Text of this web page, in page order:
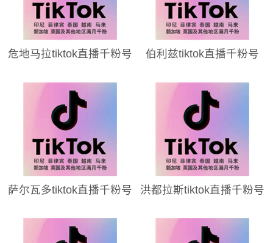
危地马拉tiktok直播千粉号 伯利兹tiktok直播千粉号
萨尔瓦多tiktok直播千粉号 洪都拉斯tiktok直播千粉号